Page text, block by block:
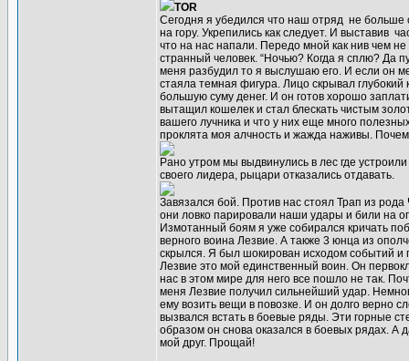
TOR
Сегодня я убедился что наш отряд не больше
на гору. Укрепились как следует. И выставив
что на нас напали. Передо мной как нив чем
странный человек. “Ночью? Когда я сплю? Да
меня разбудил то я выслушаю его. И если он
стаяла темная фигура. Лицо скрывал
большую суму денег. И он готов хорошо
вытащил кошелек и стал блескать чистым
вашего лучника и что у них еще много
проклята моя алчность и жажда наживы.
Рано утром мы выдвинулись в лес где
своего лидера, рыцари отказались отдавать.
Завязался бой. Против нас стоял Трап из
они ловко парировали наши удары и били на
Измотанный боям я уже собирался кричать
верного воина Лезвие. А также 3 юнца из
скрылся. Я был шокирован исходом событий и
Лезвие это мой единственный воин. Он
нас в этом мире для него все пошло не так.
меня Лезвие получил сильнейший удар.
ему возить вещи в повозке. И он долго верно
вызвался встать в боевые ряды. Эти горные
образом он снова оказался в боевых рядах. А
мой друг. Прощай!